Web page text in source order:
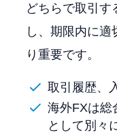
どちらで取引
し、期限内に適
り重要です。
取引履歴、
海外FXは総
として別々